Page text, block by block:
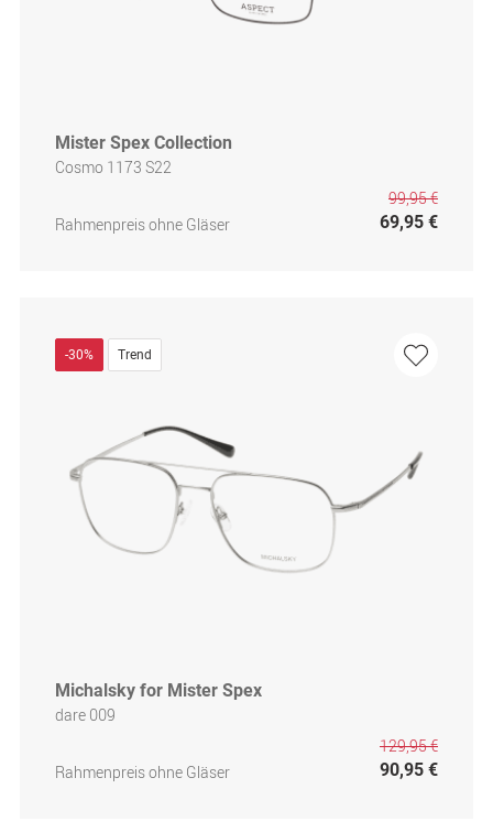
Mister Spex Collection
Cosmo 1173 S22
Rahmenpreis ohne Gläser
99,95 €
69,95 €
-30% Trend
Michalsky for Mister Spex
dare 009
Rahmenpreis ohne Gläser
129,95 €
90,95 €